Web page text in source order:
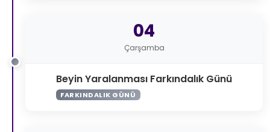
04
Çarşamba
Beyin Yaralanması Farkındalık Günü
FARKINDALIK GÜNÜ